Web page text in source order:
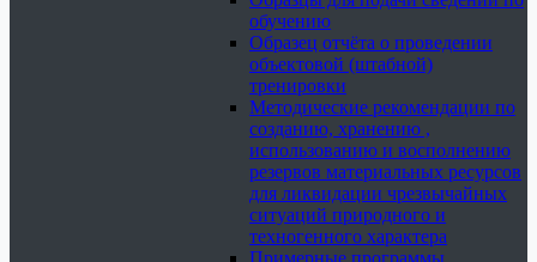
обучению
Образец отчёта о проведении
объектовой (штабной)
тренировки
Методические рекомендации по
созданию, хранению ,
использованию и восполнению
резервов материальных ресурсов
для ликвидации чрезвычайных
ситуаций природного и
техногенного характера
Примерные программы